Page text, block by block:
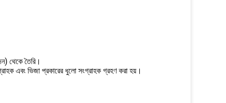
থেকে তৈরি।
এবং ভিজা প্রকারের ধুলো সংগ্রাহক গ্রহণ করা হয়।